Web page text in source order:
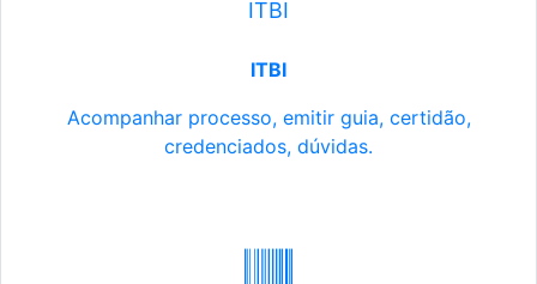
ITBI
ITBI
Acompanhar processo, emitir guia, certidão,
credenciados, dúvidas.